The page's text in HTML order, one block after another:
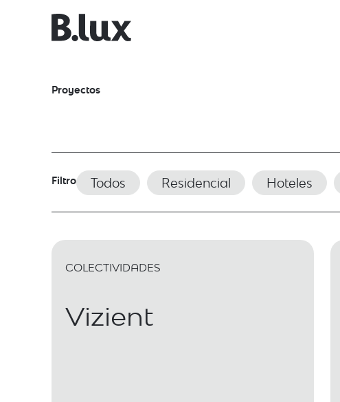
Proyectos
Filtro Todos Residencial Hoteles
COLECTIVIDADES
Vizient